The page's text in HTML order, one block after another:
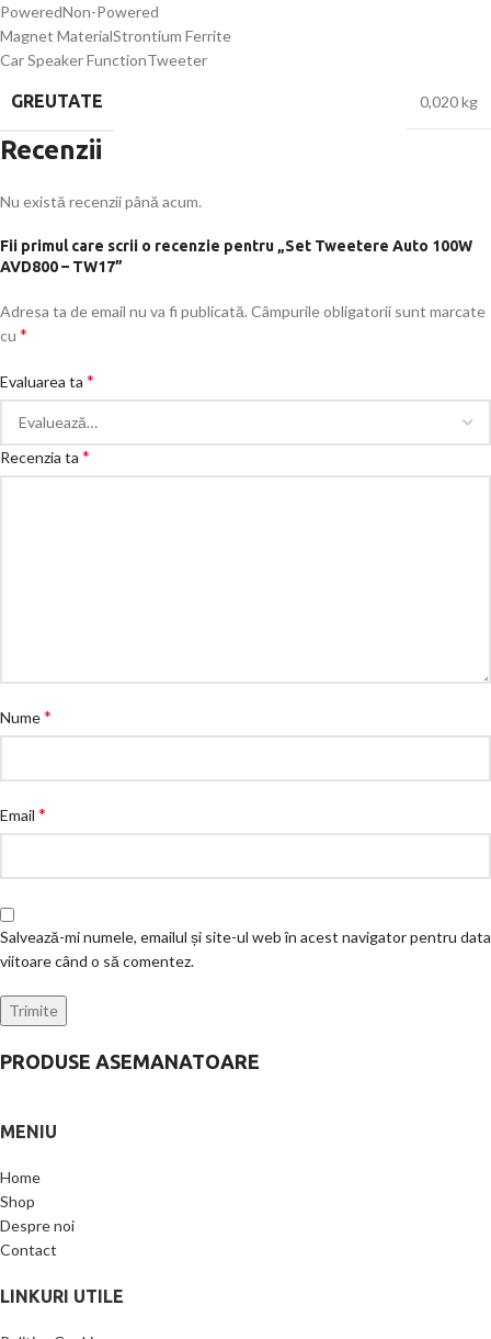
PoweredNon-Powered
Magnet MaterialStrontium Ferrite
Car Speaker FunctionTweeter
GREUTATE 0,020 kg
Recenzii
Nu există recenzii până acum.
Fii primul care scrii o recenzie pentru „Set Tweetere Auto 100W
AVD800 – TW17”
Adresa ta de email nu va fi publicată. Câmpurile obligatorii sunt marcate
cu *
Evaluarea ta *
Recenzia ta *
Nume*
Email *
Salvează-mi numele, emailul și site-ul web în acest navigator pentru data
viitoare când o să comentez.
PRODUSE ASEMANATOARE
MENIU
Home
Shop
Despre noi
Contact
LINKURI UTILE